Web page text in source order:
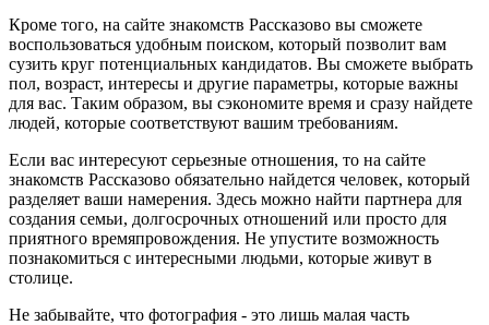
Кроме того, на сайте знакомств Рассказово вы сможете
воспользоваться удобным поиском, который позволит вам
сузить круг потенциальных кандидатов. Вы сможете выбрать
пол, возраст, интересы и другие параметры, которые важны
для вас. Таким образом, вы сэкономите время и сразу найдете
людей, которые соответствуют вашим требованиям.
Если вас интересуют серьезные отношения, то на сайте
знакомств Рассказово обязательно найдется человек, который
разделяет ваши намерения. Здесь можно найти партнера для
создания семьи, долгосрочных отношений или просто для
приятного времяпровождения. Не упустите возможность
познакомиться с интересными людьми, которые живут в
столице.
Не забывайте, что фотография - это лишь малая часть